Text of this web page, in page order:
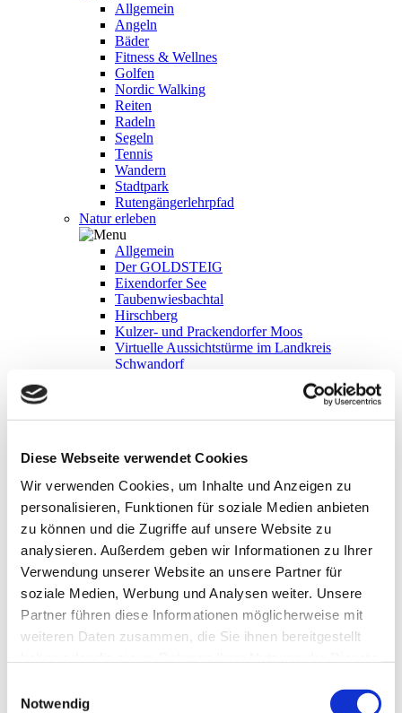
Diese Webseite verwendet Cookies
Wir verwenden Cookies, um Inhalte und Anzeigen zu
personalisieren, Funktionen für soziale Medien anbieten
zu können und die Zugriffe auf unsere Website zu
analysieren. Außerdem geben wir Informationen zu Ihrer
Verwendung unserer Website an unsere Partner für
soziale Medien, Werbung und Analysen weiter. Unsere
Partner führen diese Informationen möglicherweise mit
weiteren Daten zusammen, die Sie ihnen bereitgestellt
Notwendig
Allgemein
Angeln
Bäder
Fitness & Wellnes
Golfen
Nordic Walking
Reiten
Radeln
Segeln
Tennis
Wandern
Stadtpark
Rutengängerlehrpfad
Natur erleben
Allgemein
Der GOLDSTEIG
Eixendorfer See
Taubenwiesbachtal
Hirschberg
Kulzer- und Prackendorfer Moos
Virtuelle Aussichtstürme im Landkreis
Schwandorf
Für Veranstalter
Anfahrt
360° Rundgang
weitere Imagefilme
Prospekte
Leben in Neunburg
Familie & Jugend
Schwangerschaftsberatung - Staatl.